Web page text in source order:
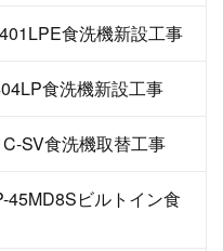
食洗機新設工事
食洗機新設工事
SV食洗機取替工事
45MD8Sビルトイン食